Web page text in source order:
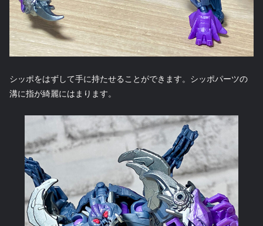
シッポをはずして手に持たせることができます。シッポパーツの
溝に指が綺麗にはまります。